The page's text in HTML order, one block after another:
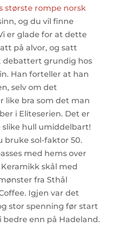
største rompe norsk
og du vil finne
er glade for at dette
på alvor, og satt
debattert grundig hos
Han forteller at han
selv om det
like bra som det man
i Eliteserien. Det er
hull umiddelbart!
bruke sol-faktor 50.
med hems over
Keramikk skål med
fra Sthål
Igjen var det
stor spenning før start
enn på Hadeland.